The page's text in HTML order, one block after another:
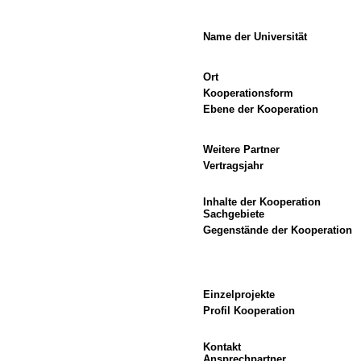
Name der Universität
Ort
Kooperationsform
Ebene der Kooperation
Weitere Partner
Vertragsjahr
Inhalte der Kooperation
Sachgebiete
Gegenstände der Kooperation
Einzelprojekte
Profil Kooperation
Kontakt